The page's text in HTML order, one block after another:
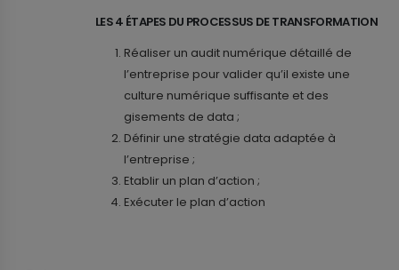
LES 4 ÉTAPES DU PROCESSUS DE TRANSFORMATION
Réaliser un audit numérique détaillé de
l’entreprise pour valider qu’il existe une
culture numérique suffisante et des
gisements de data ;
Définir une stratégie data adaptée à
l’entreprise ;
Etablir un plan d’action ;
Exécuter le plan d’action